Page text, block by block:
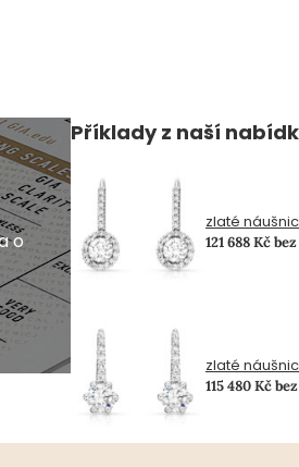
o
Příklady z naší
zlaté
121 688 Kč
zlaté
115 480 Kč